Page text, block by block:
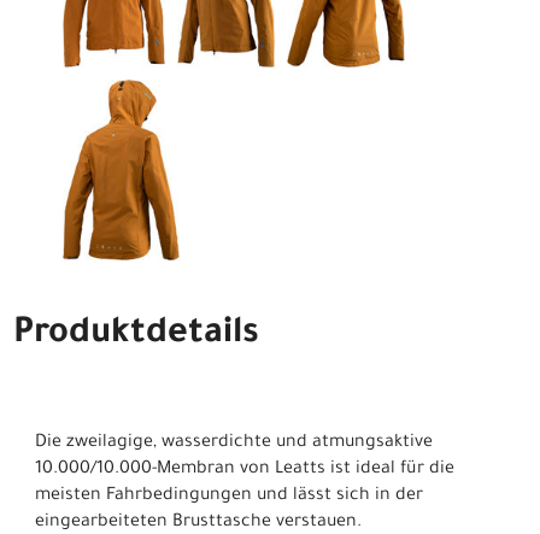
Produktdetails
Die zweilagige, wasserdichte und atmungsaktive
10.000/10.000-Membran von Leatts ist ideal für die
meisten Fahrbedingungen und lässt sich in der
eingearbeiteten Brusttasche verstauen.